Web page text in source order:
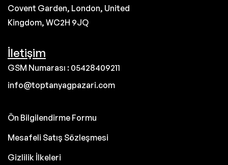
Covent Garden, London, United
Kingdom, WC2H 9JQ
İletişim
GSM Numarası : 05428409211
info@toptanyagpazari.com
Ön Bilgilendirme Formu
Mesafeli Satış Sözleşmesi
Gizlilik İlkeleri